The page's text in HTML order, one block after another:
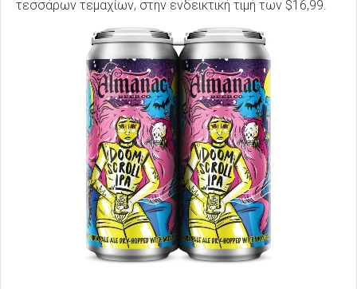
τεσσάρων τεμαχίων, στην ενδεικτική τιμή των $16,99.